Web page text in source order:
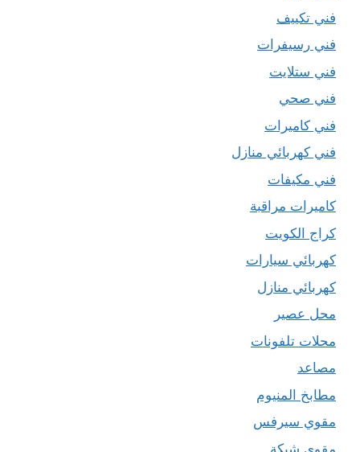
فني تكييف
فني رسيفرات
فني ستلايت
فني صحي
فني كاميرات
فني كهربائي منازل
فني مكيفات
كاميرات مراقبة
كراج الكويت
كهربائي سيارات
كهربائي منازل
محل عصير
محلات تلفونات
مصاعد
مطابخ المنيوم
مقوي سيرفس
مقوي شبكة